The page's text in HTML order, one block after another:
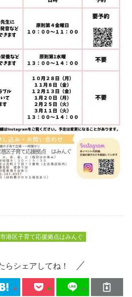
港区子育て応援拠点はみんぐ
らシェアしてね！